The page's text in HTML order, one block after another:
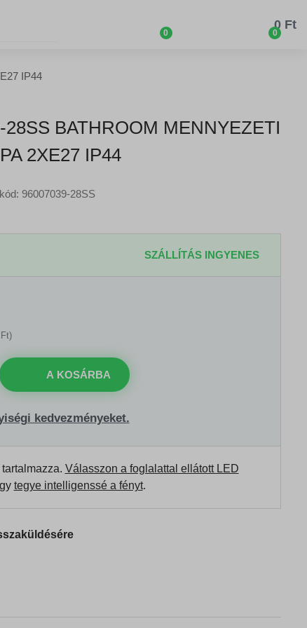
0 0
0 Ft
IP44
BATHROOM MENNYEZETI
2XE27 IP44
96007039-28SS
SZÁLLÍTÁS INGYENES
A KOSÁRBA
kedvezményeket.
Válasszon a foglalattal ellátott LED
tegye intelligenssé a fényt.